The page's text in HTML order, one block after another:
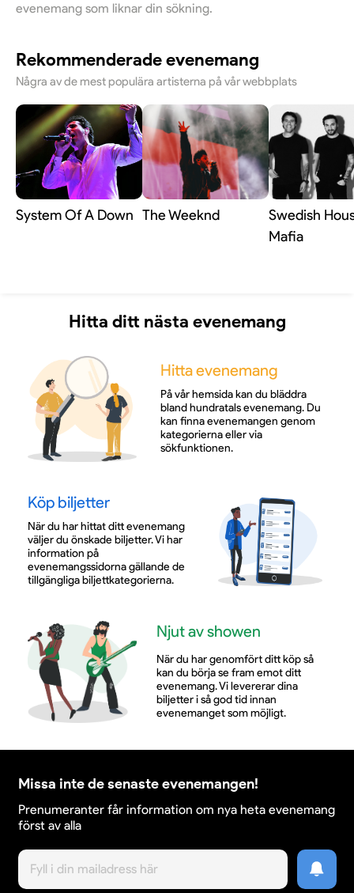
evenemang som liknar din sökning.
Rekommenderade evenemang
Några av de mest populära artisterna på vår webbplats
System Of A Down The Weeknd
Swedish
Mafia
Hitta ditt nästa evenemang
Hitta evenemang
På vår hemsida kan du bläddra
bland hundratals evenemang. Du
kan finna evenemangen genom
kategorierna eller via
sökfunktionen.
Köp biljetter
När du har hittat ditt evenemang
väljer du önskade biljetter. Vi har
information på
evenemangssidorna gällande de
tillgängliga biljettkategorierna.
Njut av showen
När du har genomfört ditt köp så
kan du börja se fram emot ditt
evenemang. Vi levererar dina
biljetter i så god tid innan
evenemanget som möjligt.
Missa inte de senaste evenemangen!
Prenumeranter får information om nya heta evenemang
först av alla